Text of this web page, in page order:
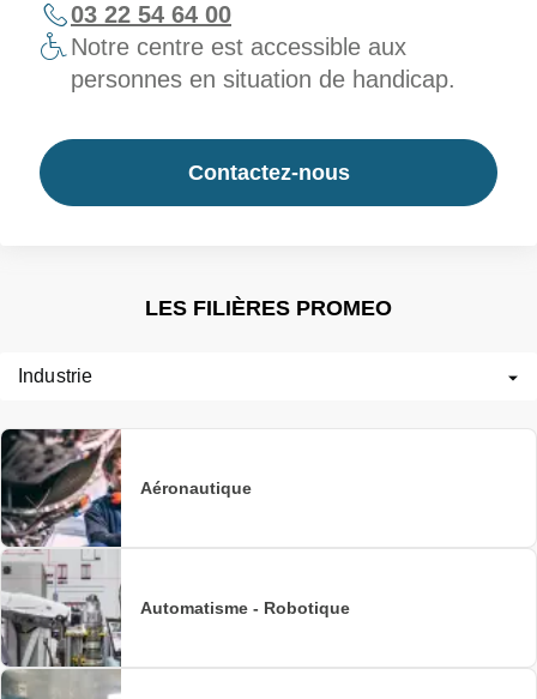
03 22 54 64 00
Notre centre est accessible aux
personnes en situation de handicap.
Contactez-nous
LES FILIÈRES PROMEO
Industrie
Aéronautique
Automatisme - Robotique